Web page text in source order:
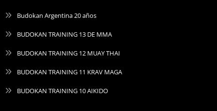
Budokan Argentina 20 años
BUDOKAN TRAINING 13 DE MMA
BUDOKAN TRAINING 12 MUAY THAI
BUDOKAN TRAINING 11 KRAV MAGA
BUDOKAN TRAINING 10 AIKIDO